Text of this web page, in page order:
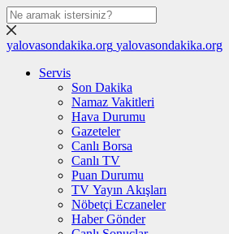
yalovasondakika.org yalovasondakika.org
Servis
Son Dakika
Namaz Vakitleri
Hava Durumu
Gazeteler
Canlı Borsa
Canlı TV
Puan Durumu
TV Yayın Akışları
Nöbetçi Eczaneler
Haber Gönder